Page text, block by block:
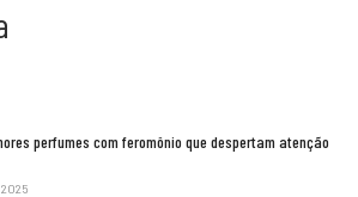
perfumes com feromônio que despertam atenção
2025